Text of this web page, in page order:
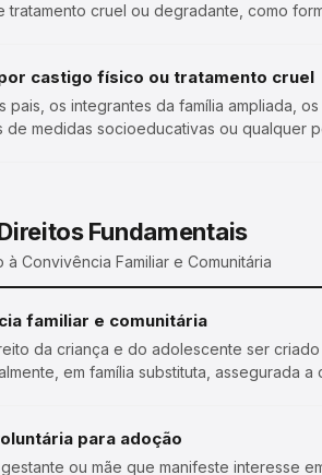
tratamento cruel ou degradante, como
castigo físico ou tratamento cruel
pais, os integrantes da família ampliada,
de medidas socioeducativas ou qualquer
Fundamentais
à Convivência Familiar e Comunitária
familiar e comunitária
da criança e do adolescente ser
em família substituta, assegurada a
para adoção
gestante ou mãe que manifeste interesse